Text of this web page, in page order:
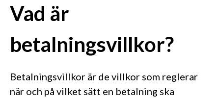
Vad är
betalningsvillkor?
Betalningsvillkor är de villkor som reglerar
när och på vilket sätt en betalning ska